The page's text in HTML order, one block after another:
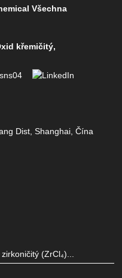
Všechna
křemičitý,
Dist, Shanghai, Čína
(ZrCl₄)...